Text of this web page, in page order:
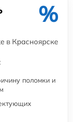
%
в Красноярске
поломки и